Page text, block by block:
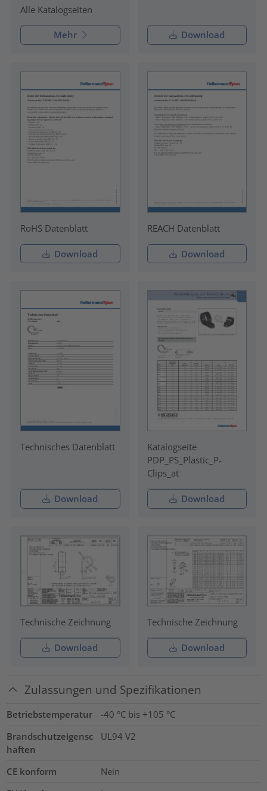
Alle Katalogseiten
Mehr Download
RoHS Datenblatt
Download
REACH Datenblatt
Download
Technisches Datenblatt
Download
Katalogseite
PDP_PS_Plastic_P-
Clips_at
Download
Technische Zeichnung
Download
Technische Zeichnung
Download
Zulassungen und Spezifikationen
Betriebstemperatur
-40 °C bis +105 °C
Brandschutzeigensc
haften
UL94 V2
CE konform
Nein